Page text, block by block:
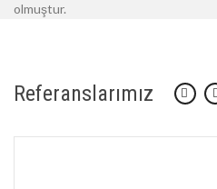
olmuştur.
Referanslarımız